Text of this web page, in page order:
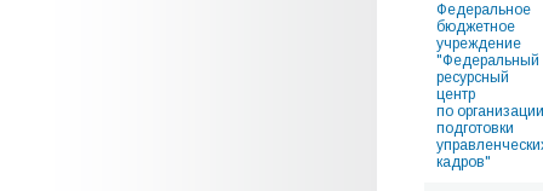
Федеральное
бюджетное
учреждение
"Федеральный
ресурсный
центр
по организации
подготовки
кадров"